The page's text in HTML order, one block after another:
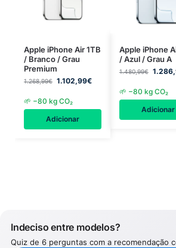
Apple iPhone Air 1TB
/ Branco / Grau
Premium
1.268,99€ 1.102,99€
🌱 −80 kg CO₂
Adicionar
Apple iPhone
/ Azul / Grau A
1.480,99€
🌱 −80 kg CO₂
Adicionar
Indeciso entre modelos?
Quiz de 6 perguntas com a recomendação